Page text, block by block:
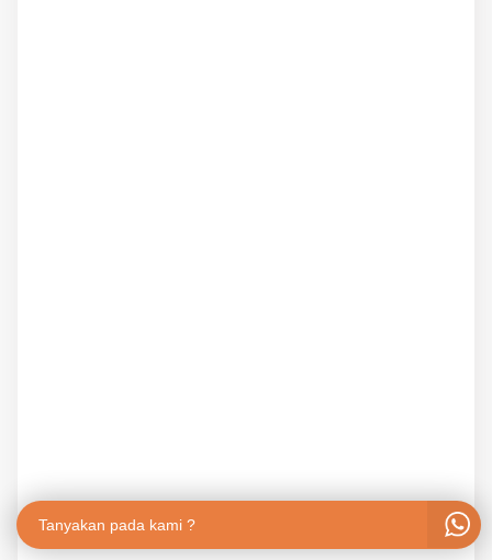
Tanyakan pada kami ?